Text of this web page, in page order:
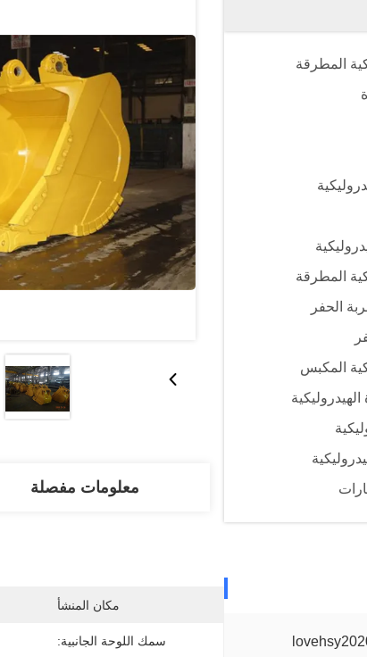
المطرقة
المطرقة
الحفر
المكبس
معلومات مفصلة
مكان المنشأ
سمك اللوحة الجانبية: